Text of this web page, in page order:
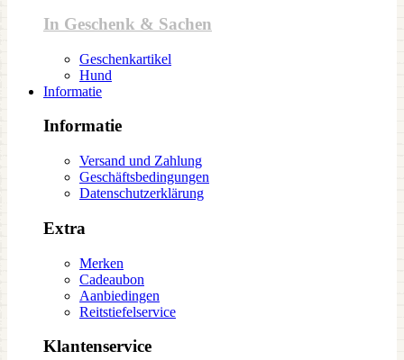
In Geschenk & Sachen
Geschenkartikel
Hund
Informatie
Informatie
Versand und Zahlung
Geschäftsbedingungen
Datenschutzerklärung
Extra
Merken
Cadeaubon
Aanbiedingen
Reitstiefelservice
Klantenservice